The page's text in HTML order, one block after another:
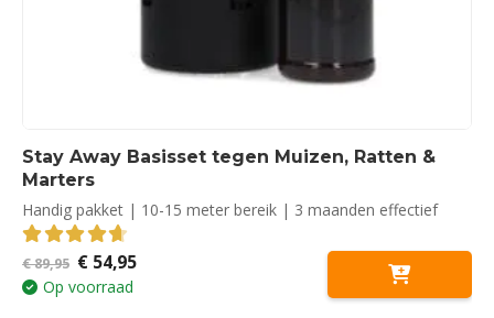
Stay Away Basisset tegen Muizen, Ratten &
Marters
Handig pakket | 10-15 meter bereik | 3 maanden effectief
4.67 out of 5
€89,95 Oorspronkelijke
prijs
was:
€54,95Huidige
Op voorraad